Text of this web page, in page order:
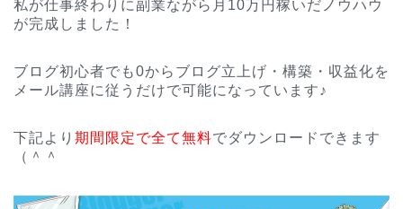
私が仕事終わりに副業ながら月10万円稼いだノウハウ
が完成しました！
ブログ初心者でも0からブログ立上げ・構築・収益化を
メール講座に従うだけで可能になっています♪
下記より 期間限定で全て無料でダウンロードできます
（＾＾